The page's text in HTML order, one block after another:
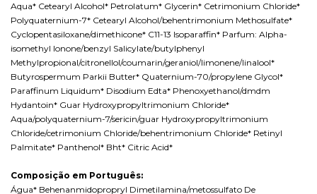
Aqua* Cetearyl Alcohol* Petrolatum* Glycerin* Cetrimonium Chloride*
Polyquaternium-7* Cetearyl Alcohol/behentrimonium Methosulfate*
Cyclopentasiloxane/dimethicone* C11-13 Isoparaffin* Parfum: Alpha-
isomethyl Ionone/benzyl Salicylate/butylphenyl
Methylpropional/citronellol/coumarin/geraniol/limonene/linalool*
Butyrospermum Parkii Butter* Quaternium-70/propylene Glycol*
Paraffinum Liquidum* Disodium Edta* Phenoxyethanol/dmdm
Hydantoin* Guar Hydroxypropyltrimonium Chloride*
Aqua/polyquaternium-7/sericin/guar Hydroxypropyltrimonium
Chloride/cetrimonium Chloride/behentrimonium Chloride* Retinyl
Palmitate* Panthenol* Bht* Citric Acid*
Composição em Português:
Água* Behenanmidopropryl Dimetilamina/metossulfato De